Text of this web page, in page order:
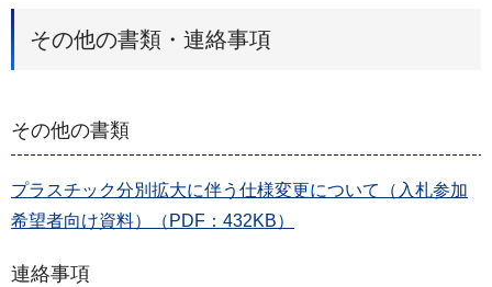
その他の書類・連絡事項
その他の書類
プラスチック分別拡大に伴う仕様変更について（入札参加
希望者向け資料）（PDF：432KB）
連絡事項